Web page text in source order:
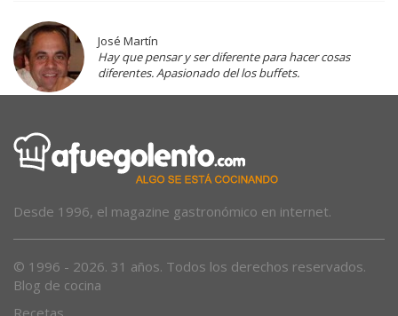
José Martín
Hay que pensar y ser diferente para hacer cosas
diferentes. Apasionado del los buffets.
Desde 1996, el magazine gastronómico en internet.
© 1996 - 2026. 31 años. Todos los derechos reservados.
Blog de cocina
Recetas